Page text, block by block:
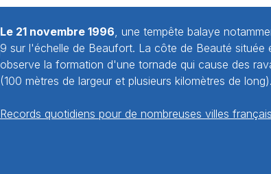
Le 21 novembre 1996, une tempête balaye
9 sur l'échelle de Beaufort. La côte de Beauté située
observe la formation d'une tornade qui cause des
(100 mètres de largeur et plusieurs kilomètres de long).
Records quotidiens pour de nombreuses villes